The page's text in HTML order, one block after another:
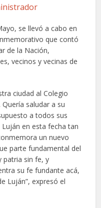
se llevó a cabo en
que contó
de la Nación,
vecinos y vecinas de
ciudad al Colegio
saludar a su
a todos sus
en esta fecha tan
un nuevo
parte fundamental del
patria sin fe, y
su fe fundante acá,
Luján”, expresó el